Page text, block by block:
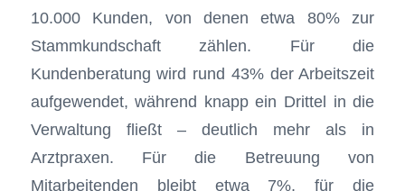
10.000 Kunden, von denen etwa 80% zur
Stammkundschaft zählen. Für die
Kundenberatung wird rund 43% der Arbeitszeit
aufgewendet, während knapp ein Drittel in die
Verwaltung fließt – deutlich mehr als in
Arztpraxen. Für die Betreuung von
Mitarbeitenden bleibt etwa 7%, für die